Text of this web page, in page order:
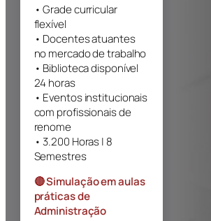
• Grade curricular
flexível
• Docentes atuantes
no mercado de trabalho
• Biblioteca disponível
24 horas
• Eventos institucionais
com profissionais de
renome
• 3.200 Horas | 8
Semestres
🔴 Simulação em aulas
práticas de
Administração